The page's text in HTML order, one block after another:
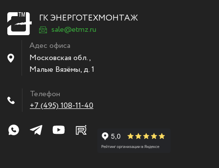
ГК ЭНЕРГОТЕХМОНТАЖ
sale@etmz.ru
Адес офиса
Московская обл.,
Малые Вязёмы,д. 1
Телефон
+7 (495) 108-11-40